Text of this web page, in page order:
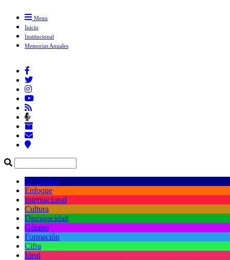
Menu
Inicio
Institucional
Memorias Anuales
La Central
Enfoque
Internacional
Cultura
Discapacidad
Género
Formación
Cifra
Ideal